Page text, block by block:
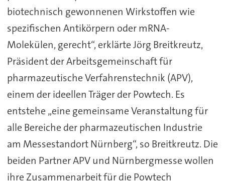
biotechnisch gewonnenen Wirkstoffen wie
spezifischen Antikörpern oder mRNA-
Molekülen, gerecht“, erklärte Jörg Breitkreutz,
Präsident der Arbeitsgemeinschaft für
pharmazeutische Verfahrenstechnik (APV),
einem der ideellen Träger der Powtech. Es
entstehe „eine gemeinsame Veranstaltung für
alle Bereiche der pharmazeutischen Industrie
am Messestandort Nürnberg“, so Breitkreutz. Die
beiden Partner APV und Nürnbergmesse wollen
ihre Zusammenarbeit für die Powtech